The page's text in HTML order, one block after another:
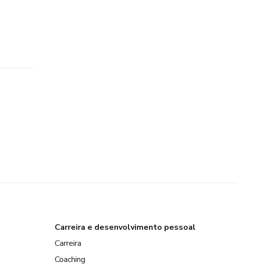
Carreira e desenvolvimento pessoal
Carreira
Coaching